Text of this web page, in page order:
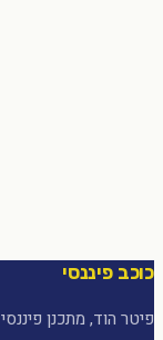
כוכב פיננסי
פיטר הוד, מתכנן פיננסי CFP